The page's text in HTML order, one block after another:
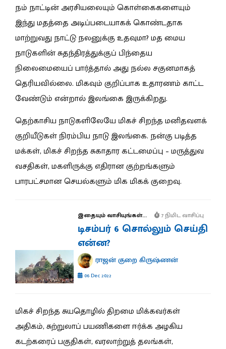
நம் நாட்டின் அரசியலையும் கொள்கைகளையும்
இந்து மதத்தை அடிப்படையாகக் கொண்டதாக
மாற்றுவது நாட்டு நலனுக்கு உதவுமா? மத மைய
நாடுகளின் சுதந்திரத்துக்குப் பிந்தைய
நிலைமையைப் பார்த்தால் அது நல்ல சகுனமாகத்
தெரியவில்லை. மிகவும் குறிப்பாக உதாரணம் காட்ட
வேண்டும் என்றால் இலங்கை இருக்கிறது.
தெற்காசிய நாடுகளிலேயே மிகச் சிறந்த மனிதவளக்
குறியீடுகள் நிரம்பிய நாடு இலங்கை. நன்கு படித்த
மக்கள், மிகச் சிறந்த சுகாதார கட்டமைப்பு – மருத்துவ
வசதிகள், மகளிருக்கு எதிரான குற்றங்களும்
பாரபட்சமான செயல்களும் மிக மிகக் குறைவு.
இதையும் வாசியுங்கள்... 7 நிமிட வாசிப்பு
டிசம்பர் 6 சொல்லும் செய்தி
என்ன?
ராஜன் குறை கிருஷ்ணன்
06 Dec 2022
மிகச் சிறந்த சுயதொழில் திறமை மிக்கவர்கள்
அதிகம், சுற்றுலாப் பயணிகளை ஈர்க்க அழகிய
கடற்கரைப் பகுதிகள், வரலாற்றுத் தலங்கள்,